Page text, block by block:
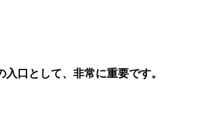
入口として、非常に重要です。